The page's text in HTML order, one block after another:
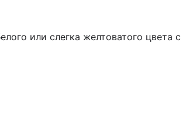
или слегка желтоватого цвета с